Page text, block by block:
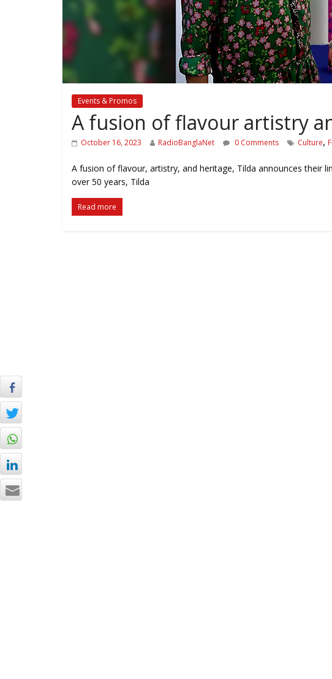
Events & Promos
A fusion of flavour artistry
October 16, 2023 RadioBanglaNet 0 Comments Culture,
A fusion of flavour, artistry, and heritage, Tilda announces their
over 50 years, Tilda
Read more